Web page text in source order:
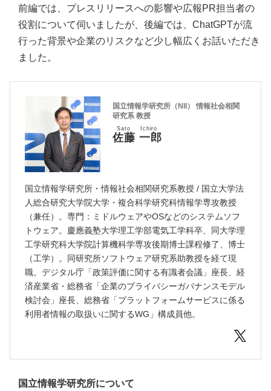
前編では、プレスリリースへの影響や広報PR担当者の
役割について伺いましたが、後編では、ChatGPTが流
行った背景や企業のリスクなど少し幅広くお話いただき
ました。
国立情報学研究所（NII） 情報社会相関
研究系 教授
佐藤 一郎
Sato Ichiro
国立情報学研究所・情報社会相関研究系教授 / 国立大学法
人総合研究大学院大学・複合科学研究科情報学専攻教授
（兼任）。専門：ミドルウェアやOSなどのシステムソフ
トウェア。慶應義塾大学理工学部電気工学科卒、同大学理
工学研究科大学院計算機科学専攻後期博士課程修了、博士
（工学）。同研究所ソフトウェア研究系助教授を経て現
職。デジタル庁「政策評価に関する有識者会議」座長、経
済産業省・総務省「企業のプライバシーガバナンスモデル
検討会」座長、総務省「プラットフォームサービスに係る
利用者情報の取扱いに関するWG」構成員他。
国立情報学研究所について